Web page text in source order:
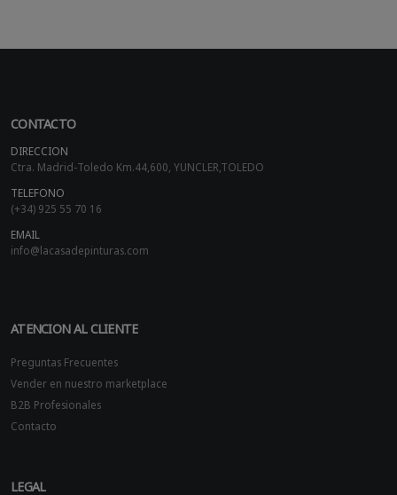
CONTACTO
DIRECCION
Ctra. Madrid-Toledo Km.44,600, YUNCLER,TOLEDO
TELEFONO
(+34) 925 55 70 16
EMAIL
info@lacasadepinturas.com
ATENCION AL CLIENTE
Preguntas Frecuentes
Vender en nuestro marketplace
B2B Profesionales
Contacto
LEGAL